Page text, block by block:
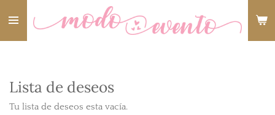
al
contenido
Lista de deseos
Tu lista de deseos esta vacía.